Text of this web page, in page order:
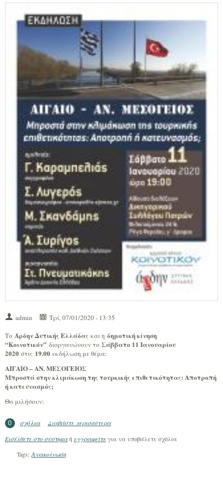
admin
Τρί, 07/01/2020 - 13:35
Το Άρδην Δυτικής Ελλάδας και η δημοτική κίνηση
“Κοινοτικόν” διοργανώνουν το Σάββατο 11 Ιανουαρίου
2020 στις 19.00 εκδήλωση με θέμα:
ΑΙΓΑΙΟ – ΑΝ. ΜΕΣΟΓΕΙΟΣ
Μπροστά στην κλιμάκωση της τουρκικής επιθετικότητας: Αποτροπή
ή κατευνασμός;
Θα μιλήσουν:
0 σχόλια Διαβάστε περισσότεραγια Εκδήλωση Πάτρα: “Μπροστά στην
Εισέλθετε στο σύστημαή εγγραφείτεγια να υποβάλετε σχόλια
Tags: Ανακοίνωση